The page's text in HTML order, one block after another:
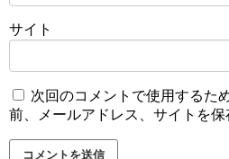
サイト
次回のコメントで使用するた
前、メールアドレス、サイトを保